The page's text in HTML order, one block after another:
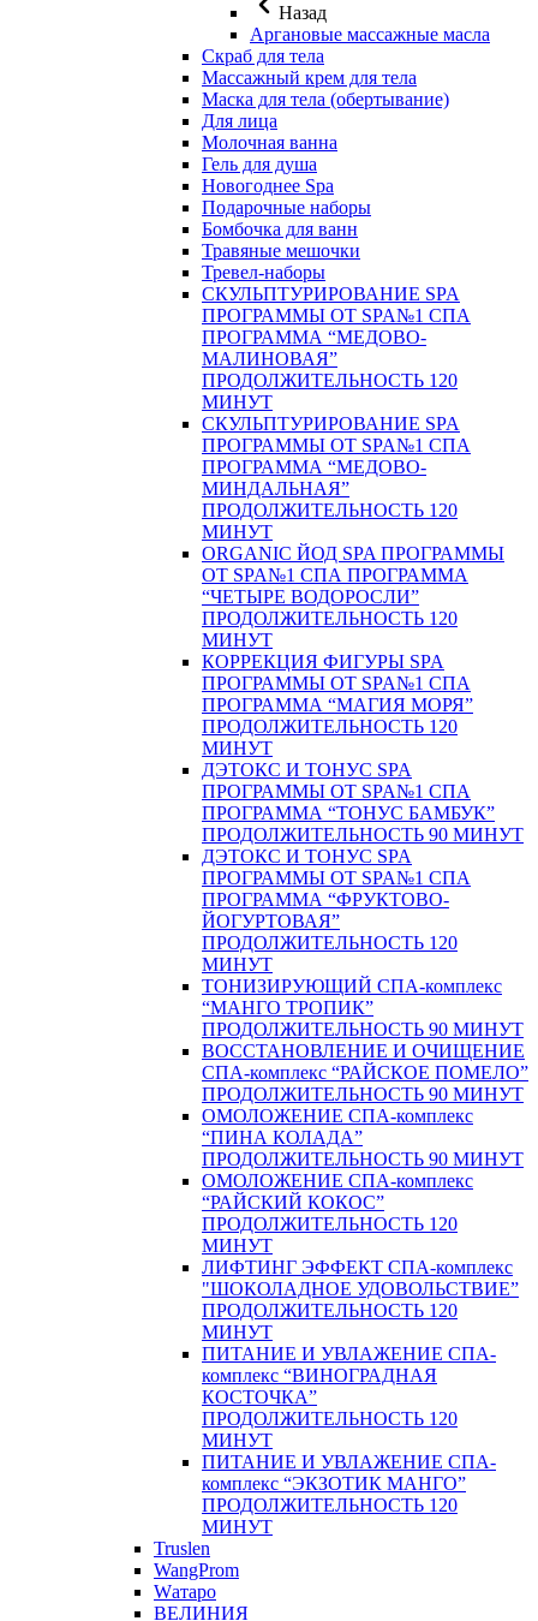
Назад
Аргановые массажные масла
Скраб для тела
Массажный крем для тела
Маска для тела (обертывание)
Для лица
Молочная ванна
Гель для душа
Новогоднее Spa
Подарочные наборы
Бомбочка для ванн
Травяные мешочки
Тревел-наборы
СКУЛЬПТУРИРОВАНИЕ SPA
ПРОГРАММЫ ОТ SPA№1 СПА
ПРОГРАММА “МЕДОВО-
МАЛИНОВАЯ”
ПРОДОЛЖИТЕЛЬНОСТЬ 120
МИНУТ
СКУЛЬПТУРИРОВАНИЕ SPA
ПРОГРАММЫ ОТ SPA№1 СПА
ПРОГРАММА “МЕДОВО-
МИНДАЛЬНАЯ”
ПРОДОЛЖИТЕЛЬНОСТЬ 120
МИНУТ
ORGANIC ЙОД SPA ПРОГРАММЫ
ОТ SPA№1 СПА ПРОГРАММА
“ЧЕТЫРЕ ВОДОРОСЛИ”
ПРОДОЛЖИТЕЛЬНОСТЬ 120
МИНУТ
КОРРЕКЦИЯ ФИГУРЫ SPA
ПРОГРАММЫ ОТ SPA№1 СПА
ПРОГРАММА “МАГИЯ МОРЯ”
ПРОДОЛЖИТЕЛЬНОСТЬ 120
МИНУТ
ДЭТОКС И ТОНУС SPA
ПРОГРАММЫ ОТ SPA№1 СПА
ПРОГРАММА “ТОНУС БАМБУК”
ПРОДОЛЖИТЕЛЬНОСТЬ 90 МИНУТ
ДЭТОКС И ТОНУС SPA
ПРОГРАММЫ ОТ SPA№1 СПА
ПРОГРАММА “ФРУКТОВО-
ЙОГУРТОВАЯ”
ПРОДОЛЖИТЕЛЬНОСТЬ 120
МИНУТ
ТОНИЗИРУЮЩИЙ СПА-комплекс
“МАНГО ТРОПИК”
ПРОДОЛЖИТЕЛЬНОСТЬ 90 МИНУТ
ВОССТАНОВЛЕНИЕ И ОЧИЩЕНИЕ
СПА-комплекс “РАЙСКОЕ ПОМЕЛО”
ПРОДОЛЖИТЕЛЬНОСТЬ 90 МИНУТ
ОМОЛОЖЕНИЕ СПА-комплекс
“ПИНА КОЛАДА”
ПРОДОЛЖИТЕЛЬНОСТЬ 90 МИНУТ
ОМОЛОЖЕНИЕ СПА-комплекс
“РАЙСКИЙ КОКОС”
ПРОДОЛЖИТЕЛЬНОСТЬ 120
МИНУТ
ЛИФТИНГ ЭФФЕКТ СПА-комплекс
"ШОКОЛАДНОЕ УДОВОЛЬСТВИЕ”
ПРОДОЛЖИТЕЛЬНОСТЬ 120
МИНУТ
ПИТАНИЕ И УВЛАЖЕНИЕ СПА-
комплекс “ВИНОГРАДНАЯ
КОСТОЧКА”
ПРОДОЛЖИТЕЛЬНОСТЬ 120
МИНУТ
ПИТАНИЕ И УВЛАЖЕНИЕ СПА-
комплекс “ЭКЗОТИК МАНГО”
ПРОДОЛЖИТЕЛЬНОСТЬ 120
МИНУТ
Truslen
WangProm
Wатаро
ВЕЛИНИЯ